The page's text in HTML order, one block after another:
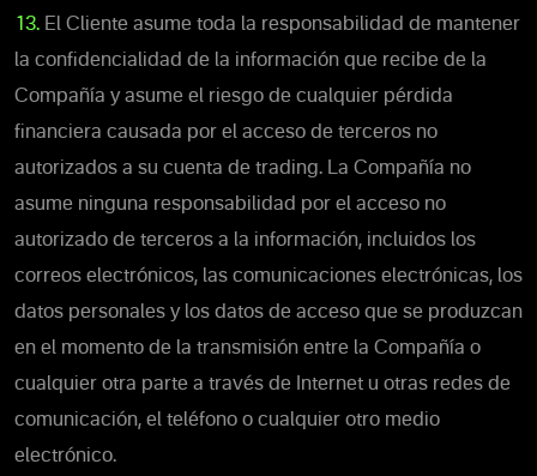
13. El Cliente asume toda la responsabilidad de mantener
la confidencialidad de la información que recibe de la
Compañía y asume el riesgo de cualquier pérdida
financiera causada por el acceso de terceros no
autorizados a su cuenta de trading. La Compañía no
asume ninguna responsabilidad por el acceso no
autorizado de terceros a la información, incluidos los
correos electrónicos, las comunicaciones electrónicas, los
datos personales y los datos de acceso que se produzcan
en el momento de la transmisión entre la Compañía o
cualquier otra parte a través de Internet u otras redes de
comunicación, el teléfono o cualquier otro medio
electrónico.